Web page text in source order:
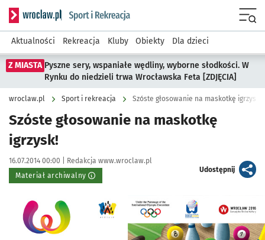
Serwis informacyjny wroclaw.pl podserwis: Sport i rekreacja
Aktualności Rekreacja Kluby Obiekty Dla dzieci
Z MIASTA Pyszne sery, wspaniałe wędliny, wyborne słodkości. W
Rynku do niedzieli trwa Wrocławska Feta [ZDJĘCIA]
wroclaw.pl Sport i rekreacja Szóste głosowanie na maskotkę igrzysk!
Szóste głosowanie na maskotkę
igrzysk!
Data publikacji:
16.07.2014 00:00 | Autor:
Redakcja www.wroclaw.pl
Materiał archiwalny
Udostępnijartykuł
Kliknij, aby powiększyć